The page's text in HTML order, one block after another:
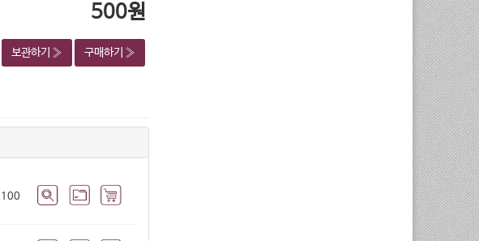
500원
보관하기 » 구매하기 »